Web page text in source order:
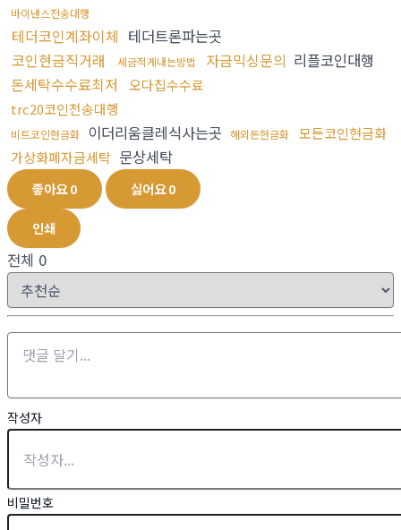
바이낸스전송대행
테더코인계좌이체 테더트론파는곳
코인현금직거래
세금적게내는방법 자금믹싱문의 리플코인대행
돈세탁수수료최저
오다집수수료
trc20코인전송대행
비트코인현금화 이더리움클레식사는곳 해외돈현금화
모든코인현금화
가상화폐자금세탁 문상세탁
좋아요0 싫어요0
인쇄
전체 0
작성자
비밀번호